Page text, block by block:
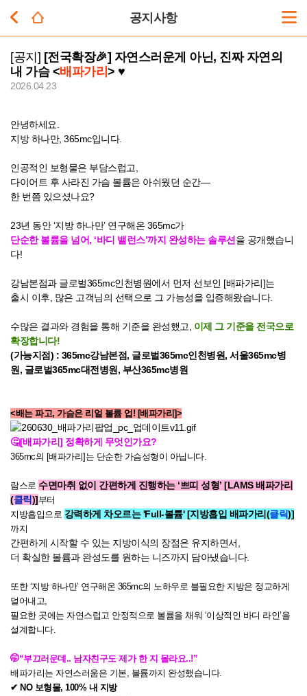
공지사항
[공지] [전국확장🎉] 자연스러운게 아닌, 진짜 자연의
내 가슴 <배파가리> ♥
2026.04.23
안녕하세요.
지방 하나만, 365mc입니다.
인공적인 보형물은 부담스럽고,
다이어트 후 사라진 가슴 볼륨은 아쉬웠던 순간—
한 번쯤 있으셨나요?
23년 동안 ‘지방 하나만’ 연구해온 365mc가
단순한 볼륨을 넘어, ‘바디 밸런스’까지 완성하는 솔루션 을 공개했습니
다!
강남본점과 글로벌365mc인천병원에서 먼저 선보인 [배파가리]는
출시 이후, 많은 고객님의 선택으로 그 가능성을 입증해왔습니다.
수많은 결과와 경험을 통해 기준을 완성했고, 이제 그 기준을 전국으로
확장합니다!
(가능지점) : 365mc강남본점, 글로벌365mc인천병원, 서울365mc병
원, 글로벌365mc대전병원, 부산365mc병원
<배는 파고, 가슴은 리얼 볼륨 업! [배파가리]>
🤔[배파가리] 정확하게 무엇인가요?
365mc의 [배파가리]는 단순한 가슴성형이 아닙니다.
람스로 수면마취 없이 간편하게 진행하는 ‘쁘띠성형’ [LAMS 배파가리
(클릭)]부터
지방흡입으로 강력하게 차오르는 'Full-볼륨' [지방흡입 배파가리(클릭)]
까지
간편하게 시작할 수 있는 지방이식의 장점은 유지하면서,
더 확실한 볼륨과 완성도를 원하는 니즈까지 담아냈습니다.
또한 ‘지방 하나만’ 연구해온 365mc의 노하우로 불필요한 지방은 정교하게
덜어내고,
필요한 곳에는 자연스럽고 안정적으로 볼륨을 채워 ‘이상적인 바디 라인’을
설계합니다.
🤭“부끄러운데.. 남자친구도 제가 한 지 몰라요..!”
배파가리는 자연스러움은 기본, 볼륨까지 완성했습니다.
✔ NO 보형물, 100% 내 지방